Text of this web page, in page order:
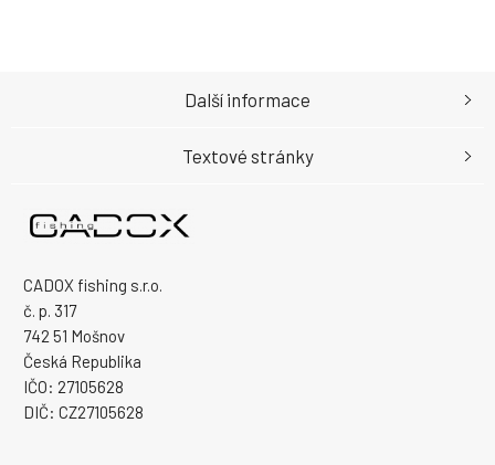
CADOX fishing s.r.o.
č. p. 317
742 51 Mošnov
Česká Republika
IČO: 27105628
DIČ: CZ27105628
Další informace
Textové stránky